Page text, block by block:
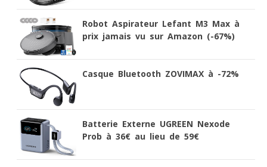
Robot Aspirateur Lefant M3 Max à
prix jamais vu sur Amazon (-67%)
Casque Bluetooth ZOVIMAX à -72%
Batterie Externe UGREEN Nexode
Prob à 36€ au lieu de 59€